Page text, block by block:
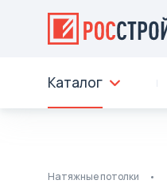
Каталог
Натяжные потолки